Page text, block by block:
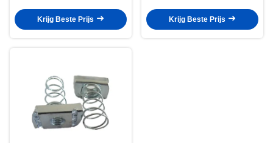
Krijg Beste Prijs
Krijg Beste Prijs